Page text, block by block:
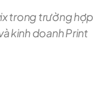
trong trường hợp
kinh doanh Print